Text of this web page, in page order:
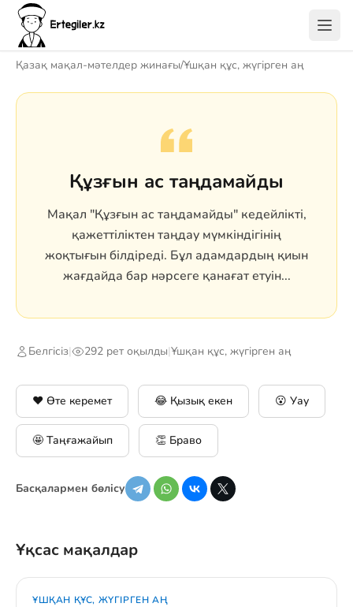
Қазақ мақал-мәтелдер жинағы/Ұшқан құс, жүгірген аң
Құзғын ас таңдамайды
Мақал "Құзғын ас таңдамайды" кедейлікті,
қажеттіліктен таңдау мүмкіндігінің
жоқтығын білдіреді. Бұл адамдардың қиын
жағдайда бар нәрсеге қанағат етуін...
Белгісіз| 292 рет оқылды|Ұшқан құс, жүгірген аң
❤️ Өте керемет 😂 Қызық екен 😮 Уау
🤩 Таңғажайып 👏 Браво
Басқалармен бөлісу
Ұқсас мақалдар
ҰШҚАН ҚҰС, ЖҮГІРГЕН АҢ